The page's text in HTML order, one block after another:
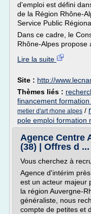
d'emploi est défini
de la Région Rhône-
Service Public
Dans ce cadre, le
Rhône-Alpes propose
Lire la suite
Site : http://
Thèmes liés :
financement
metier d'art rhone alpes /
pole emploi formation
Agence Centre
(38) | Offres d ...
Vous cherchez à
Agence d'intérim
est un acteur majeur
la région Auvergne-
généraliste, nous
compte de petites et